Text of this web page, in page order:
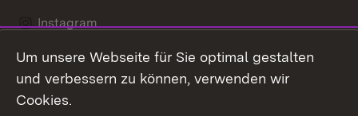
Instagram
Social Wall
Um unsere Webseite für Sie optimal gestalten
und verbessern zu können, verwenden wir
Cookies.